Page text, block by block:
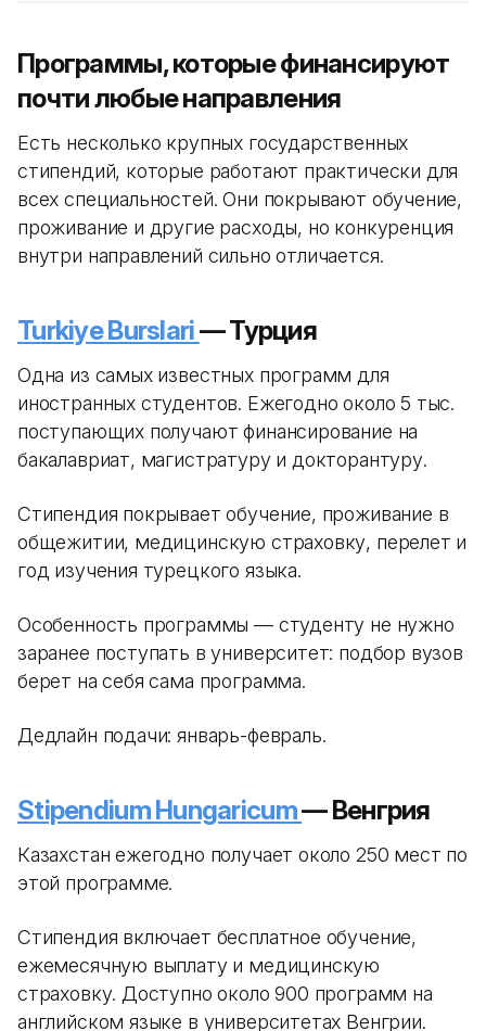
Программы, которые финансируют
почти любые направления
Есть несколько крупных государственных
стипендий, которые работают практически для
всех специальностей. Они покрывают обучение,
проживание и другие расходы, но конкуренция
внутри направлений сильно отличается.
Turkiye Burslari— Турция
Одна из самых известных программ для
иностранных студентов. Ежегодно около 5 тыс.
поступающих получают финансирование на
бакалавриат, магистратуру и докторантуру.
Стипендия покрывает обучение, проживание в
общежитии, медицинскую страховку, перелет и
год изучения турецкого языка.
Особенность программы — студенту не нужно
заранее поступать в университет: подбор вузов
берет на себя сама программа.
Дедлайн подачи: январь-февраль.
Stipendium Hungaricum— Венгрия
Казахстан ежегодно получает около 250 мест по
этой программе.
Стипендия включает бесплатное обучение,
ежемесячную выплату и медицинскую
страховку. Доступно около 900 программ на
английском языке в университетах Венгрии.